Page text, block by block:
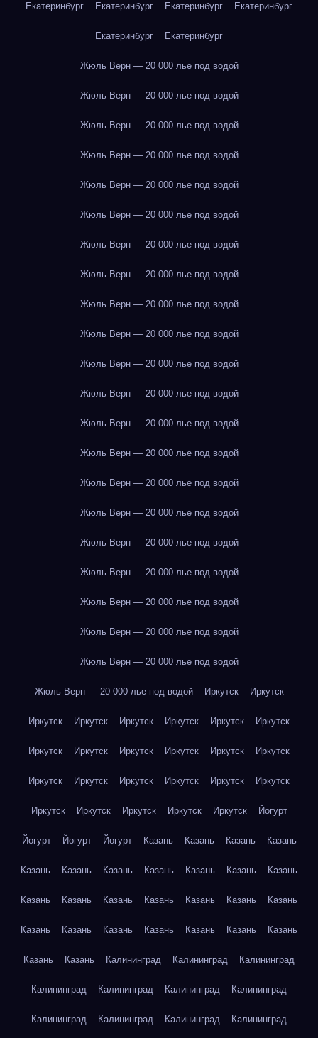
Екатеринбург Екатеринбург Екатеринбург Екатеринбург
Екатеринбург Екатеринбург
Жюль Верн — 20 000 лье под водой
Жюль Верн — 20 000 лье под водой
Жюль Верн — 20 000 лье под водой
Жюль Верн — 20 000 лье под водой
Жюль Верн — 20 000 лье под водой
Жюль Верн — 20 000 лье под водой
Жюль Верн — 20 000 лье под водой
Жюль Верн — 20 000 лье под водой
Жюль Верн — 20 000 лье под водой
Жюль Верн — 20 000 лье под водой
Жюль Верн — 20 000 лье под водой
Жюль Верн — 20 000 лье под водой
Жюль Верн — 20 000 лье под водой
Жюль Верн — 20 000 лье под водой
Жюль Верн — 20 000 лье под водой
Жюль Верн — 20 000 лье под водой
Жюль Верн — 20 000 лье под водой
Жюль Верн — 20 000 лье под водой
Жюль Верн — 20 000 лье под водой
Жюль Верн — 20 000 лье под водой
Жюль Верн — 20 000 лье под водой
Жюль Верн — 20 000 лье под водой Иркутск Иркутск
Иркутск Иркутск Иркутск Иркутск Иркутск Иркутск
Иркутск Иркутск Иркутск Иркутск Иркутск Иркутск
Иркутск Иркутск Иркутск Иркутск Иркутск Иркутск
Иркутск Иркутск Иркутск Иркутск Иркутск Йогурт
Йогурт Йогурт Йогурт Казань Казань Казань Казань
Казань Казань Казань Казань Казань Казань Казань
Казань Казань Казань Казань Казань Казань Казань
Казань Казань Казань Казань Казань Казань Казань
Казань Казань Калининград Калининград Калининград
Калининград Калининград Калининград Калининград
Калининград Калининград Калининград Калининград